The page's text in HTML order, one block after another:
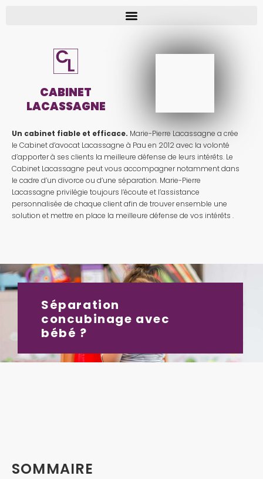
CABINET
LACASSAGNE
Un cabinet fiable et efficace. Marie-Pierre Lacassagne a crée
le Cabinet d’avocat Lacassagne à Pau en 2012 avec la volonté
d’apporter à ses clients la meilleure défense de leurs intérêts. Le
Cabinet Lacassagne peut vous accompagner notamment dans
le cadre d’un divorce ou d’une séparation. Marie-Pierre
Lacassagne privilégie toujours l’écoute et l’assistance
personnalisée de chaque client afin de trouver ensemble une
solution et mettre en place la meilleure défense de vos intérêts .
Séparation
concubinage avec
bébé ?
SOMMAIRE